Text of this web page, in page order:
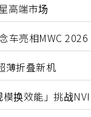
高端市场
车亮相MWC 2026
薄折叠新机
换效能」挑战